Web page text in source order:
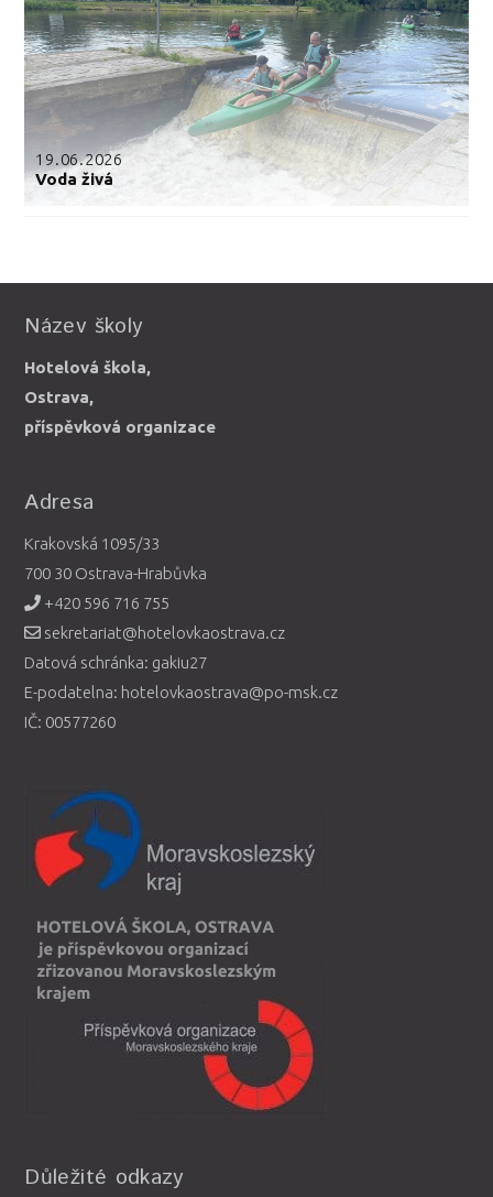
19.06.2026
Voda živá
Název školy
Hotelová škola,
Ostrava,
příspěvková organizace
Adresa
Krakovská 1095/33
700 30 Ostrava-Hrabůvka
+420 596 716 755
sekretariat@hotelovkaostrava.cz
Datová schránka: gakiu27
E-podatelna: hotelovkaostrava@po-msk.cz
IČ: 00577260
Důležité odkazy